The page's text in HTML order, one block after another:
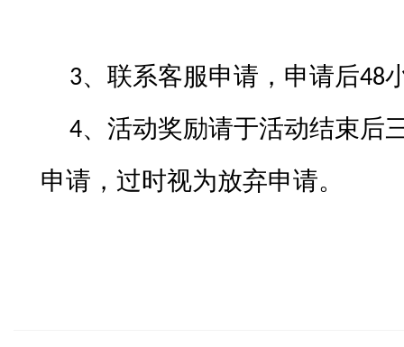
3、联系客服申请，申请后48
4、活动奖励请于活动结束后
申请，过时视为放弃申请。